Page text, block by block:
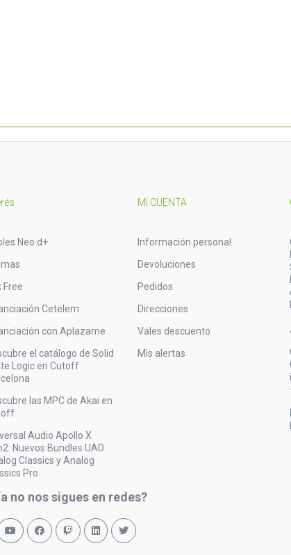
Neo d+
Free
Cetelem
con Aplazame
el catálogo de Solid
Logic en Cutoff
las MPC de Akai en
Audio Apollo X
Nuevos Bundles UAD
Classics y Analog
Pro
MI CUENTA
Información personal
Devoluciones
Pedidos
Direcciones
Vales descuento
Mis alertas
no nos sigues en redes?